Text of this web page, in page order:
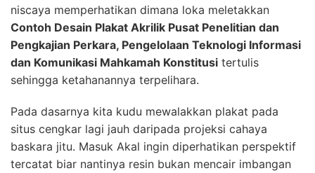
niscaya memperhatikan dimana loka meletakkan
Contoh Desain Plakat Akrilik Pusat Penelitian dan
Pengkajian Perkara, Pengelolaan Teknologi Informasi
dan Komunikasi Mahkamah Konstitusi tertulis
sehingga ketahanannya terpelihara.
Pada dasarnya kita kudu mewalakkan plakat pada
situs cengkar lagi jauh daripada projeksi cahaya
baskara jitu. Masuk Akal ingin diperhatikan perspektif
tercatat biar nantinya resin bukan mencair imbangan